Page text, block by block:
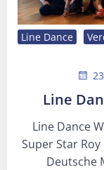
Line Dance
Line
Line Dance
Super Star
Deutsche